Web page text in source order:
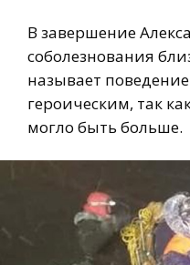
В завершение
соболезнования
называет
героическим, так
могло быть больше.